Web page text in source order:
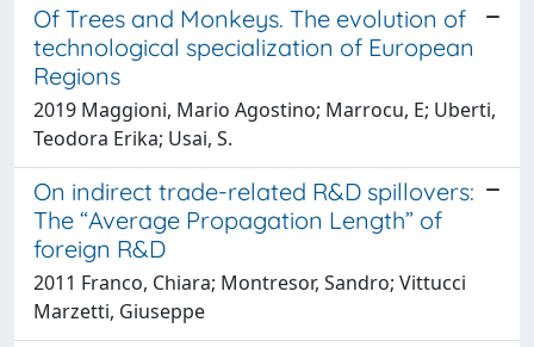
Of Trees and Monkeys. The evolution of
technological specialization of European
Regions
2019 Maggioni, Mario Agostino; Marrocu, E; Uberti,
Teodora Erika; Usai, S.
On indirect trade-related R&D spillovers:
The “Average Propagation Length” of
foreign R&D
2011 Franco, Chiara; Montresor, Sandro; Vittucci
Marzetti, Giuseppe